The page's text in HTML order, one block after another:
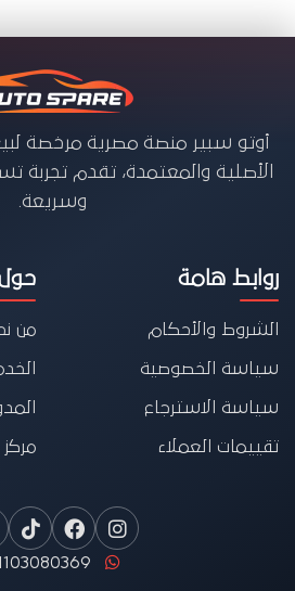
أوتو سبير منصة مصرية مرخصة
الأصلية والمعتمدة، تقدم تجربة
وسريعة.
روابط هامة
الشروط والأحكام
سياسة الخصوصية
سياسة الاسترجاع
تقييمات العملاء
من